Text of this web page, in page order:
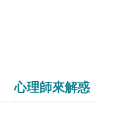
心理師來解惑